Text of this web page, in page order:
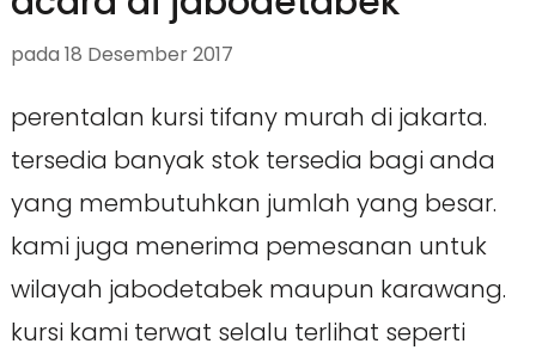
pada 18 Desember 2017
perentalan kursi tifany murah di jakarta.
tersedia banyak stok tersedia bagi anda
yang membutuhkan jumlah yang besar.
kami juga menerima pemesanan untuk
wilayah jabodetabek maupun karawang.
kursi kami terwat selalu terlihat seperti